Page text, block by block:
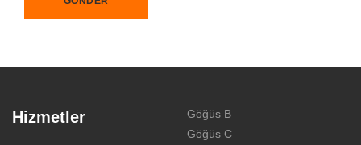
Hizmetler
Göğüs B
Göğüs C